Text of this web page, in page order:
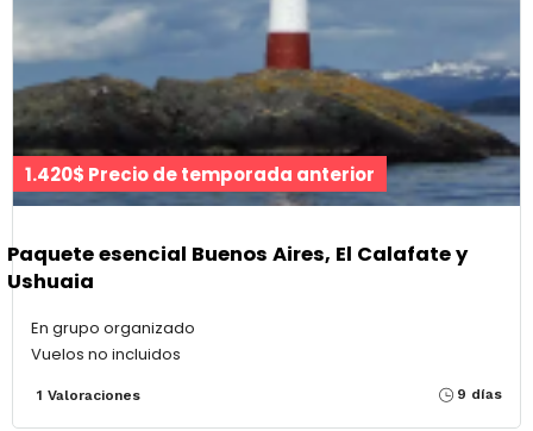
1.420$ Precio de temporada anterior
Paquete esencial Buenos Aires, El Calafate y
Ushuaia
En grupo organizado
Vuelos no incluidos
1 Valoraciones 9 días